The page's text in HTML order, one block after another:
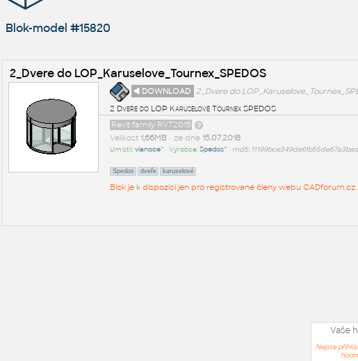
Blok-model #15820
2_Dvere do LOP_Karuselove_Tournex_SPEDOS
◄ DOWNLOAD 2_Dvere do
2 Dveře do LOP Karuselové Tournex SPEDOS
Revit family RVT2015
Velikost 1,66MB• ze dne 15.07.2018
Umístil:vianoce^ • Výrobce:Spedos^ • md5:
Spedos dveře karuselové
Blok je k dispozici jen pro registrované členy webu
Vaše
Nejste